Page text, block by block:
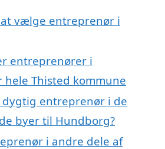
vælge entreprenør i
entreprenører i
Thisted kommune
dygtig entreprenør i de
byer til Hundborg?
i andre dele af